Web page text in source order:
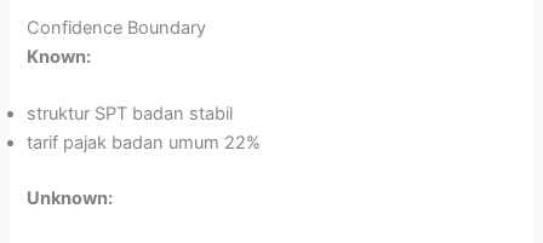
Confidence Boundary
Known:
struktur SPT badan stabil
tarif pajak badan umum 22%
Unknown: